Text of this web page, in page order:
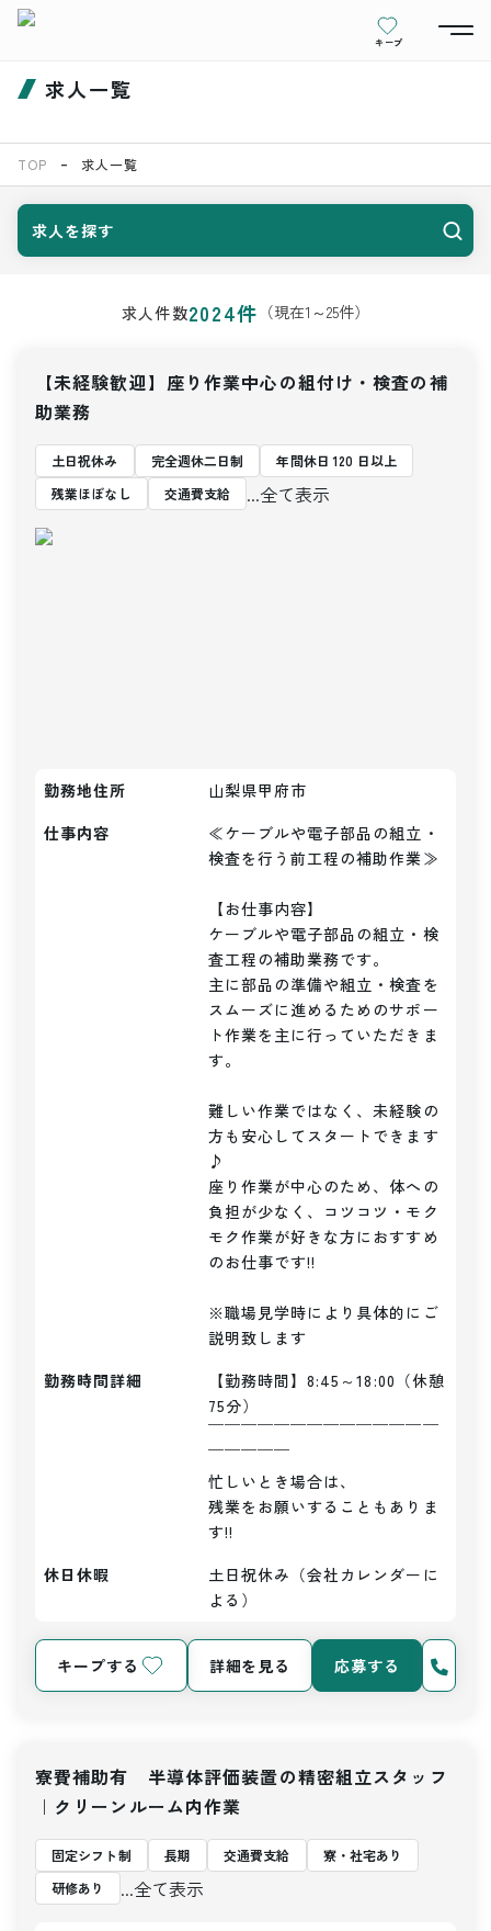
キープ
求人一覧
TOP 求人一覧
求人を探す
求人件数2024件 （現在1 ～25件）
【未経験歓迎】座り作業中心の組付け・検査の補
助業務
土日祝休み 完全週休二日制
年間休日 120 日以上
残業ほぼなし
交通費支給 ...全て表示
勤務地住所
山梨県甲府市
仕事内容
≪ケーブルや電子部品の組立・
検査を行う前工程の補助作業≫
【お仕事内容】
ケーブルや電子部品の組立・検
査工程の補助業務です。
主に部品の準備や組立・検査を
スムーズに進めるためのサポー
ト作業を主に行っていただきま
す。
難しい作業ではなく、未経験の
方も安心してスタートできます
♪
座り作業が中心のため、体への
負担が少なく、コツコツ・モク
モク作業が好きな方におすすめ
のお仕事です!!
※職場見学時により具体的にご
説明致します
勤務時間詳細
【勤務時間】8:45～18:00（休憩
75分）
￣￣￣￣￣￣￣￣￣￣￣￣￣￣
￣￣￣￣￣
忙しいとき場合は、
残業をお願いすることもありま
す!!
休日休暇
土日祝休み（会社カレンダーに
よる）
キープする 詳細を見る 応募する
寮費補助有 半導体評価装置の精密組立スタッフ
｜クリーンルーム内作業
固定シフト制 長期 交通費支給
寮・社宅あり
研修あり
...全て表示